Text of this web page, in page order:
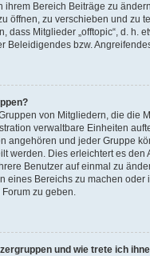
ihrem Bereich Beiträge zu
öffnen, zu verschieben und zu
dass Mitglieder „offtopic“, d. h.
Beleidigendes bzw.
von Mitgliedern, die die
verwaltbare Einheiten
angehören und jeder Gruppe
werden. Dies erleichtert es den
Benutzer auf einmal zu
eines Bereichs zu machen oder
zu geben.
und wie trete ich